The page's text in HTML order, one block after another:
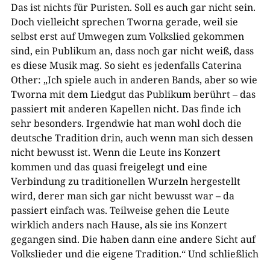
Das ist nichts für Puristen. Soll es auch gar nicht sein.
Doch vielleicht sprechen Tworna gerade, weil sie
selbst erst auf Umwegen zum Volkslied gekommen
sind, ein Publikum an, dass noch gar nicht weiß, dass
es diese Musik mag. So sieht es jedenfalls Caterina
Other: „Ich spiele auch in anderen Bands, aber so wie
Tworna mit dem Liedgut das Publikum berührt – das
passiert mit anderen Kapellen nicht. Das finde ich
sehr besonders. Irgendwie hat man wohl doch die
deutsche Tradition drin, auch wenn man sich dessen
nicht bewusst ist. Wenn die Leute ins Konzert
kommen und das quasi freigelegt und eine
Verbindung zu traditionellen Wurzeln hergestellt
wird, derer man sich gar nicht bewusst war – da
passiert einfach was. Teilweise gehen die Leute
wirklich anders nach Hause, als sie ins Konzert
gegangen sind. Die haben dann eine andere Sicht auf
Volkslieder und die eigene Tradition.“ Und schließlich